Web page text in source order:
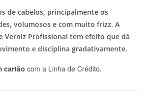
de cabelos, principalmente os
volumosos e com muito frizz. A
Verniz Profissional tem efeito que dá
e disciplina gradativamente.
cartão com a Linha de Crédito.